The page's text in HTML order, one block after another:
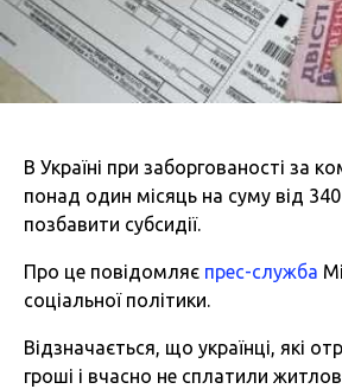
В Україні при заборгованості за
понад один місяць на суму від
позбавити субсидії.
Про це повідомляє прес-служба
соціальної політики.
Відзначається, що українці, які
гроші і вчасно не сплатили